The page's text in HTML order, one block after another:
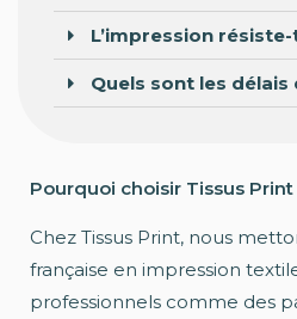
L’impression
Quels sont les délais
Pourquoi choisir Tissus Print
Chez Tissus Print, nous
française en impression
professionnels comme des